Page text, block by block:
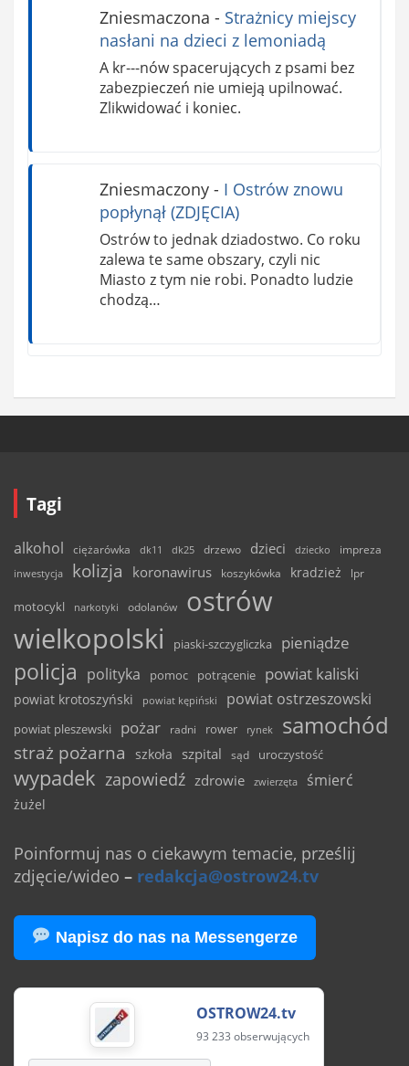
Zniesmaczona - Strażnicy miejscy
nasłani na dzieci z lemoniadą
A kr---nów spacerujących z psami bez
zabezpieczeń nie umieją upilnować.
Zlikwidować i koniec.
Zniesmaczony- I Ostrów znowu
popłynął (ZDJĘCIA)
Ostrów to jednak dziadostwo. Co roku
zalewa te same obszary, czyli nic
Miasto z tym nie robi. Ponadto ludzie
chodzą…
Tagi
alkohol ciężarówka dk11 dk25 drzewo dzieci dziecko
impreza
inwestycja
kolizja koronawirus koszykówka kradzież lpr
motocykl narkotyki odolanów
ostrów
wielkopolski
piaski-szczygliczka pieniądze
policja polityka pomoc potrącenie powiat kaliski
powiat krotoszyński powiat kępiński powiat ostrzeszowski
powiat pleszewski pożar radni rower rynek samochód
straż pożarna szkoła szpital sąd uroczystość
wypadek zapowiedź zdrowie zwierzęta śmierć
żużel
Poinformuj nas o ciekawym temacie, prześlij
zdjęcie/wideo – redakcja@ostrow24.tv
Napisz do nas na Messengerze
OSTROW24.tv
93 233 obserwujących